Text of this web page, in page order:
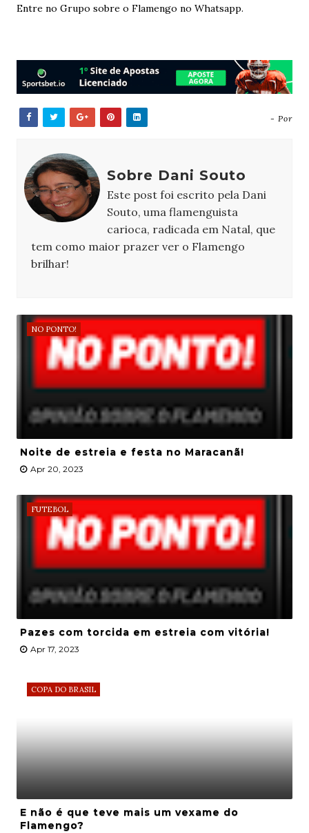
Entre no Grupo sobre o Flamengo no Whatsapp.
- Por
Sobre Dani Souto
Este post foi escrito pela Dani
Souto, uma flamenguista
carioca, radicada em Natal, que
tem como maior prazer ver o Flamengo
brilhar!
NO PONTO!
Noite de estreia e festa no Maracanã!
Apr 20, 2023
FUTEBOL
Pazes com torcida em estreia com vitória!
Apr 17, 2023
COPA DO BRASIL
E não é que teve mais um vexame do
Flamengo?